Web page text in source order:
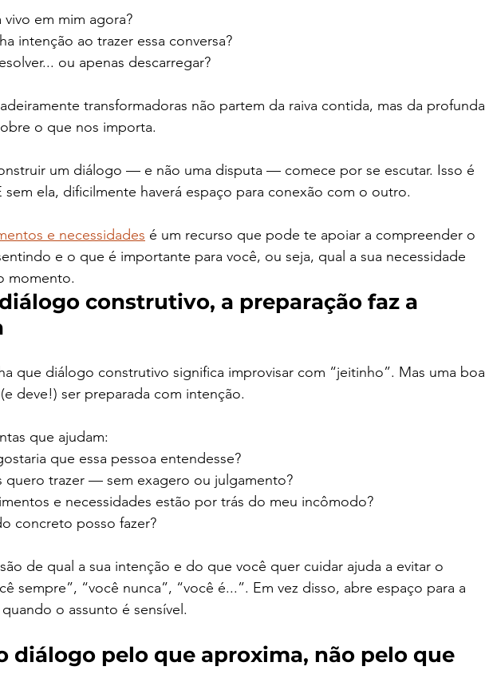
vivo em mim agora?
intenção ao trazer essa conversa?
ou apenas descarregar?
transformadoras não partem da raiva contida, mas da profunda
o que nos importa.
um diálogo — e não uma disputa — comece por se escutar. Isso é
sem ela, dificilmente haverá espaço para conexão com o outro.
e necessidades é um recurso que pode te apoiar a compreender o
e o que é importante para você, ou seja, qual a sua necessidade
momento.
construtivo, a preparação faz a
que diálogo construtivo significa improvisar com “jeitinho”. Mas uma boa
deve!) ser preparada com intenção.
que ajudam:
que essa pessoa entendesse?
quero trazer — sem exagero ou julgamento?
e necessidades estão por trás do meu incômodo?
concreto posso fazer?
de qual a sua intenção e do que você quer cuidar ajuda a evitar o
sempre”, “você nunca”, “você é...”. Em vez disso, abre espaço para a
o assunto é sensível.
diálogo pelo que aproxima, não pelo que